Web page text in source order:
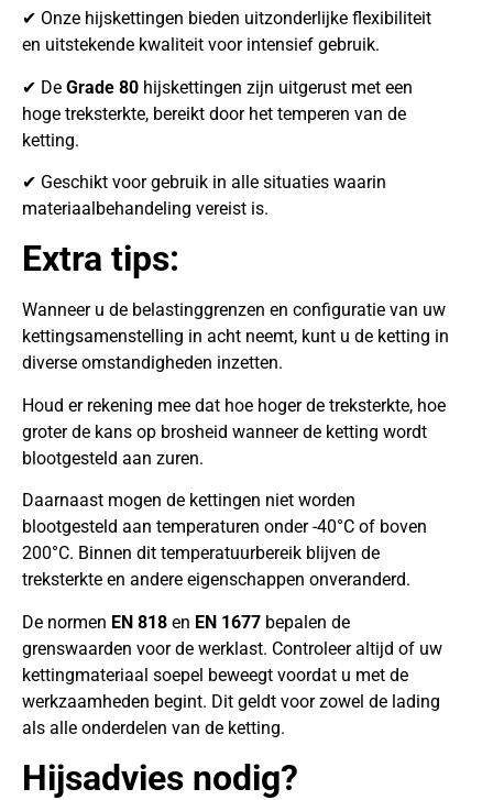
✔ Onze hijskettingen bieden uitzonderlijke flexibiliteit
en uitstekende kwaliteit voor intensief gebruik.
✔ De Grade 80 hijskettingen zijn uitgerust met een
hoge treksterkte, bereikt door het temperen van de
ketting.
✔ Geschikt voor gebruik in alle situaties waarin
materiaalbehandeling vereist is.
Extra tips:
Wanneer u de belastinggrenzen en configuratie van uw
kettingsamenstelling in acht neemt, kunt u de ketting in
diverse omstandigheden inzetten.
Houd er rekening mee dat hoe hoger de treksterkte, hoe
groter de kans op brosheid wanneer de ketting wordt
blootgesteld aan zuren.
Daarnaast mogen de kettingen niet worden
blootgesteld aan temperaturen onder -40°C of boven
200°C. Binnen dit temperatuurbereik blijven de
treksterkte en andere eigenschappen onveranderd.
De normen EN 818 en EN 1677 bepalen de
grenswaarden voor de werklast. Controleer altijd of uw
kettingmateriaal soepel beweegt voordat u met de
werkzaamheden begint. Dit geldt voor zowel de lading
als alle onderdelen van de ketting.
Hijsadvies nodig?